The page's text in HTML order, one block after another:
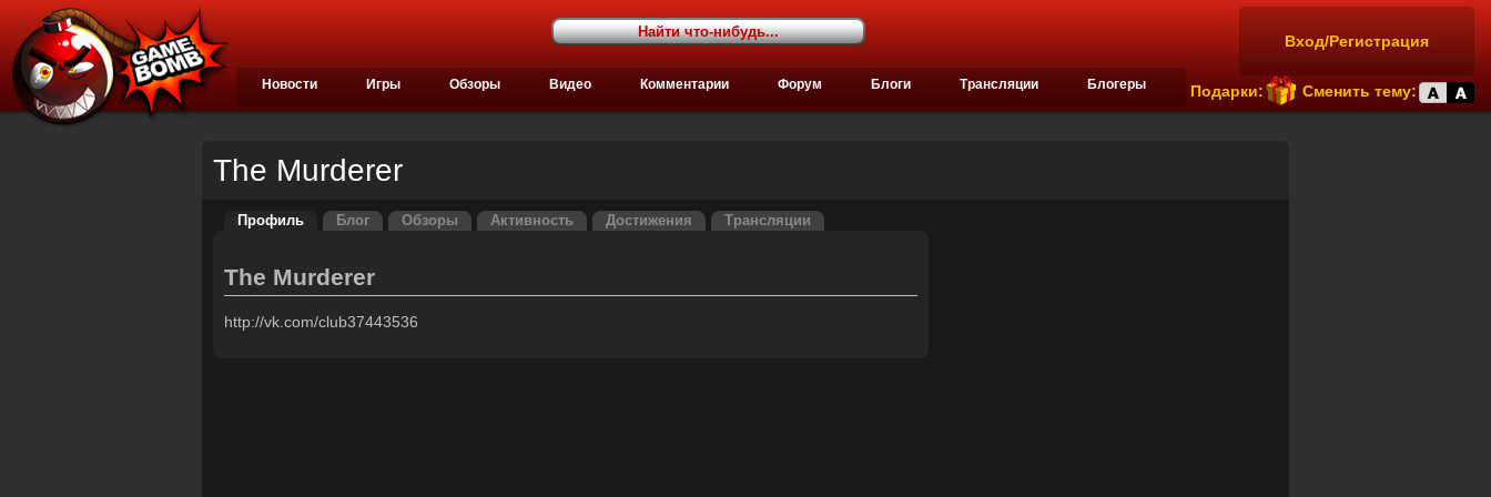
Вход/Регистрация
Подарки: Сменить тему:
Новости Игры Обзоры Видео Комментарии Форум Блоги Трансляции Блогеры
The Murderer
Профиль Блог Обзоры Активность Достижения Трансляции
The Murderer
http://vk.com/club37443536